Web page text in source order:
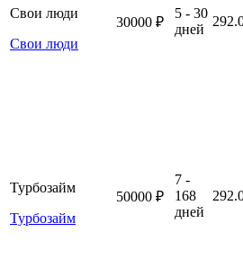
Свои люди
Свои люди
30000 ₽
5 - 30
дней
Турбозайм
Турбозайм
50000 ₽
7 -
168
дней